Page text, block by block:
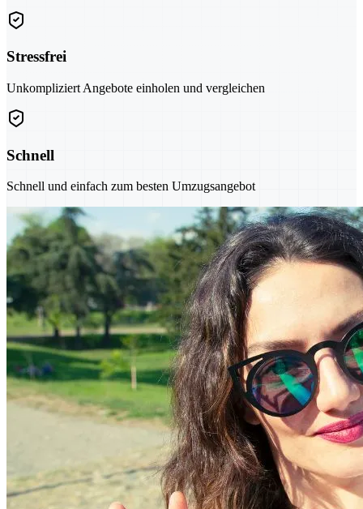
Stressfrei
Unkompliziert Angebote einholen und vergleichen
Schnell
Schnell und einfach zum besten Umzugsangebot